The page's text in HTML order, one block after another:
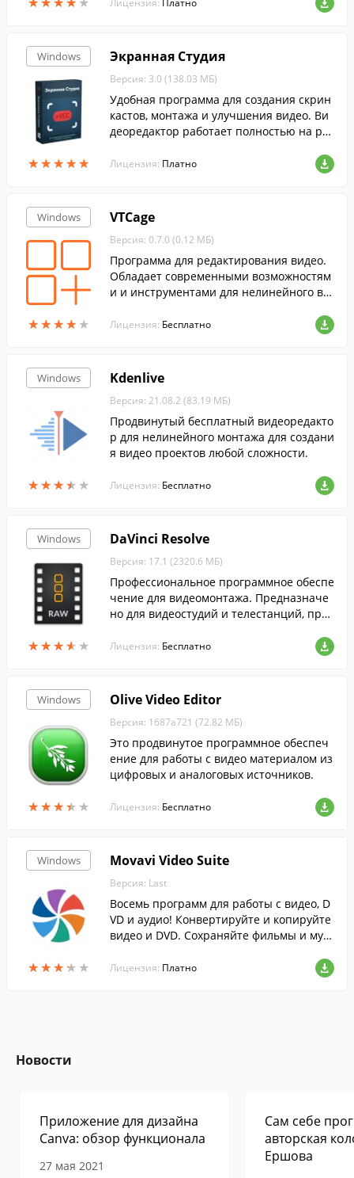
Лицензия: Платно
Windows
★★★★★
★★★★★
Экранная Студия
Версия: 3.0 (138.03 МБ)
Удобная программа для создания скрин
кастов, монтажа и улучшения видео. Ви
деоредактор работает полностью на рус
Лицензия: Платно
Windows
★★★★ ★
★★★★ ★
VTCage
Версия: 0.7.0 (0.12 МБ)
Программа для редактирования видео.
Обладает современными возможностям
и и инструментами для нелинейного ви
Лицензия: Бесплатно
Windows
★★★★ ★
★★★★ ★
Kdenlive
Версия: 21.08.2 (83.19 МБ)
Продвинутый бесплатный видеоредакто
р для нелинейного монтажа для создани
я видео проектов любой сложности.
Лицензия: Бесплатно
Windows
★★★★ ★
★★★★ ★
DaVinci Resolve
Версия: 17.1 (2320.6 МБ)
Профессиональное программное обеспе
чение для видеомонтажа. Предназначе
но для видеостудий и телестанций, пред
ионал.
Лицензия: Бесплатно
Windows
★★★★ ★
★★★★ ★
Olive Video Editor
Версия: 1687a721 (72.82 МБ)
Это продвинутое программное обеспеч
ение для работы с видео материалом из
цифровых и аналоговых источников.
Лицензия: Бесплатно
Windows
★★★★ ★
★★★★ ★
Movavi Video Suite
Версия: Last
Восемь программ для работы с видео, D
VD и аудио! Конвертируйте и копируйте
видео и DVD. Сохраняйте фильмы и муз
йте онлайн-видео. Загружайте видео на
Лицензия: Платно
Новости
Приложение для дизайна
Canva: обзор функционала
27 мая 2021
Сам себе
авторская
Ершова